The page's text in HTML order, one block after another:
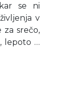
se ni
v
za srečo,
lepoto …